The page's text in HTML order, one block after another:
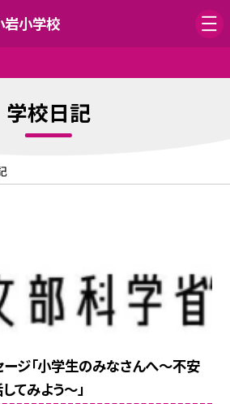
岩小学校
学校日記
ジ「小学生のみなさんへ～不安
てみよう～」